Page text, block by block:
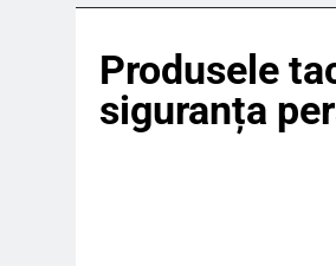
Produsele
siguranța